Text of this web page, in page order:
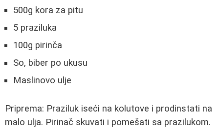
500g kora za pitu
5 praziluka
100g pirinča
So, biber po ukusu
Maslinovo ulje
Priprema: Praziluk iseći na kolutove i prodinstati na
malo ulja. Pirinač skuvati i pomešati sa prazilukom.